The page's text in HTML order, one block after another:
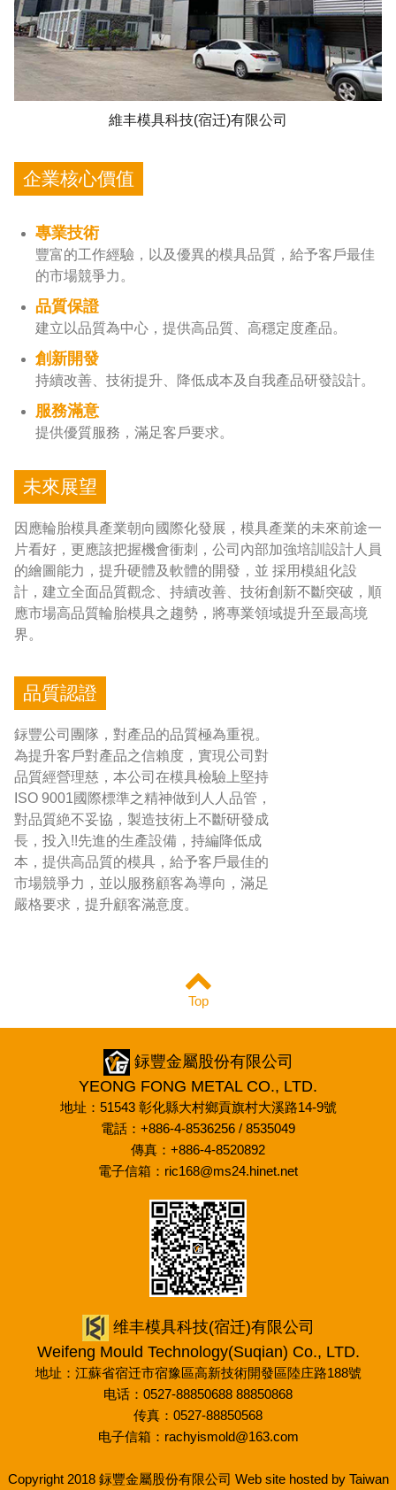
維丰模具科技(宿迁)有限公司
企業核心價值
專業技術
豐富的工作經驗，以及優異的模具品質，給予客戶最佳
的市場競爭力。
品質保證
建立以品質為中心，提供高品質、高穩定度產品。
創新開發
持續改善、技術提升、降低成本及自我產品研發設計。
服務滿意
提供優質服務，滿足客戶要求。
未來展望
因應輪胎模具產業朝向國際化發展，模具產業的未來前途一
片看好，更應該把握機會衝刺，公司內部加強培訓設計人員
的繪圖能力，提升硬體及軟體的開發，並 採用模組化設
計，建立全面品質觀念、持續改善、技術創新不斷突破，順
應市場高品質輪胎模具之趨勢，將專業領域提升至最高境
界。
品質認證
銢豐公司團隊，對產品的品質極為重視。
為提升客戶對產品之信賴度，實現公司對
品質經營理慈，本公司在模具檢驗上堅持
ISO 9001國際標準之精神做到人人品管，
對品質絶不妥協，製造技術上不斷研發成
長，投入!!先進的生產設備，持編降低成
本，提供高品質的模具，給予客戶最佳的
市場競爭力，並以服務顧客為導向，滿足
嚴格要求，提升顧客滿意度。
Top
銢豐金屬股份有限公司
YEONG FONG METAL CO., LTD.
地址：51543 彰化縣大村鄉貢旗村大溪路14-9號
電話：+886-4-8536256 / 8535049
傳真：+886-4-8520892
電子信箱： ric168@ms24.hinet.net
维丰模具科技(宿迁)有限公司
Weifeng Mould Technology(Suqian) Co., LTD.
地址：江蘇省宿迁市宿豫區高新技術開發區陸庄路188號
电话：0527-88850688 88850868
传真：0527-88850568
电子信箱： rachyismold@163.com
Copyright 2018 銢豐金屬股份有限公司 Web site hosted by Taiwan